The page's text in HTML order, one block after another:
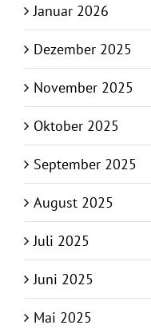
Januar 2026
Dezember 2025
November 2025
Oktober 2025
September 2025
August 2025
Juli 2025
Juni 2025
Mai 2025